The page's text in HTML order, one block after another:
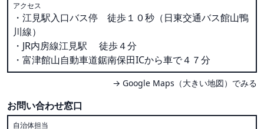
アクセス
・江見駅入口バス停 徒歩１０秒（日東交通バス館山鴨
川線）
・JR内房線江見駅 徒歩４分
・富津館山自動車道鋸南保田ICから車で４７分
→ Google Maps（大きい地図）でみる
お問い合わせ窓口
自治体担当